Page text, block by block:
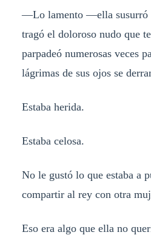
—Lo lamento —ella susurró
tragó el doloroso nudo que
parpadeó numerosas veces
lágrimas de sus ojos se
Estaba herida.
Estaba celosa.
No le gustó lo que estaba a
compartir al rey con otra
Eso era algo que ella no